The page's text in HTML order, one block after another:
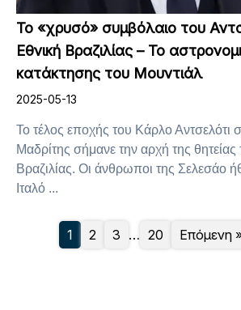
Το «χρυσό» συμβόλαιο του
Εθνική Βραζιλίας – Το
κατάκτησης του Μουντιάλ
2025-05-13
Το τέλος εποχής του Κάρλο Αντσελότι
Μαδρίτης σήμανε την αρχή της θητείας
Βραζιλίας. Οι άνθρωποι της Σελεσάο
Ιταλό ...
1 2 3 … 20 Επόμενη